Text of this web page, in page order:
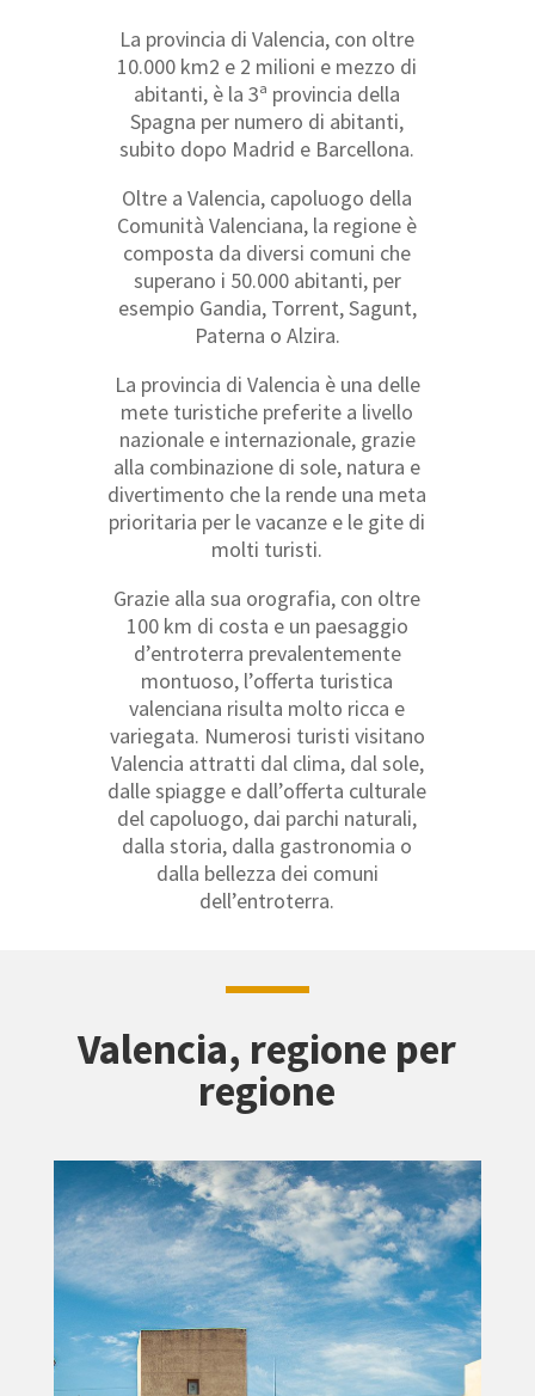
La provincia di Valencia, con oltre
10.000 km2 e 2 milioni e mezzo di
abitanti, è la 3ª provincia della
Spagna per numero di abitanti,
subito dopo Madrid e Barcellona.
Oltre a Valencia, capoluogo della
Comunità Valenciana, la regione è
composta da diversi comuni che
superano i 50.000 abitanti, per
esempio Gandia, Torrent, Sagunt,
Paterna o Alzira.
La provincia di Valencia è una delle
mete turistiche preferite a livello
nazionale e internazionale, grazie
alla combinazione di sole, natura e
divertimento che la rende una meta
prioritaria per le vacanze e le gite di
molti turisti.
Grazie alla sua orografia, con oltre
100 km di costa e un paesaggio
d’entroterra prevalentemente
montuoso, l’offerta turistica
valenciana risulta molto ricca e
variegata. Numerosi turisti visitano
Valencia attratti dal clima, dal sole,
dalle spiagge e dall’offerta culturale
del capoluogo, dai parchi naturali,
dalla storia, dalla gastronomia o
dalla bellezza dei comuni
dell’entroterra.
Valencia, regione per
regione